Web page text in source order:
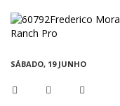
SÁBADO, 19 JUNHO